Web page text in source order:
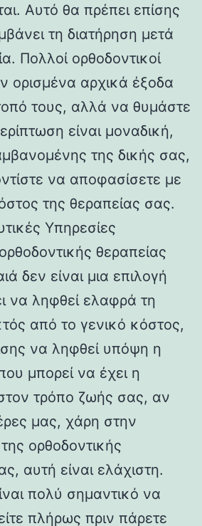
Αυτό θα πρέπει επίσης
τη διατήρηση μετά
Πολλοί ορθοδοντικοί
ορισμένα αρχικά έξοδα
τους, αλλά να θυμάστε
είναι μοναδική,
της δικής σας,
να αποφασίσετε με
της θεραπείας σας.
Υπηρεσίες
θεραπείας
δεν είναι μια επιλογή
να ληφθεί ελαφρά τη
από το γενικό κόστος,
να ληφθεί υπόψη η
μπορεί να έχει η
τρόπο ζωής σας, αν
μας, χάρη στην
ορθοδοντικής
αυτή είναι ελάχιστη.
πολύ σημαντικό να
πλήρως πριν πάρετε